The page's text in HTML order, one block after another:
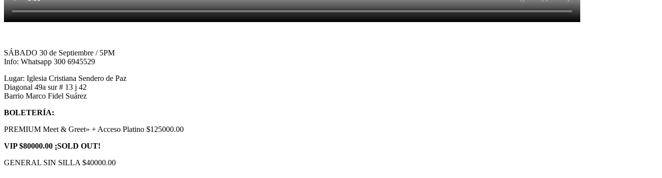
SÁBADO 30 de Septiembre / 5PM
Info: Whatsapp 300 6945529
Lugar: Iglesia Cristiana Sendero de Paz
Diagonal 49a sur # 13 j 42
Barrio Marco Fidel Suárez
BOLETERÍA:
PREMIUM Meet & Greet» + Acceso Platino $125000.00
VIP $80000.00 ¡SOLD OUT!
GENERAL SIN SILLA $40000.00